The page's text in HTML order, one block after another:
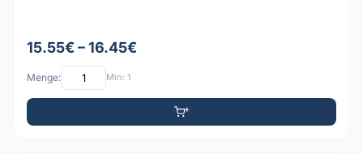
15.55€ – 16.45€
Menge: Min: 1